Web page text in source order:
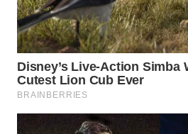
OTOMOTIF
WAHANA
HEALTH
WAHANA
DESA
WISATA